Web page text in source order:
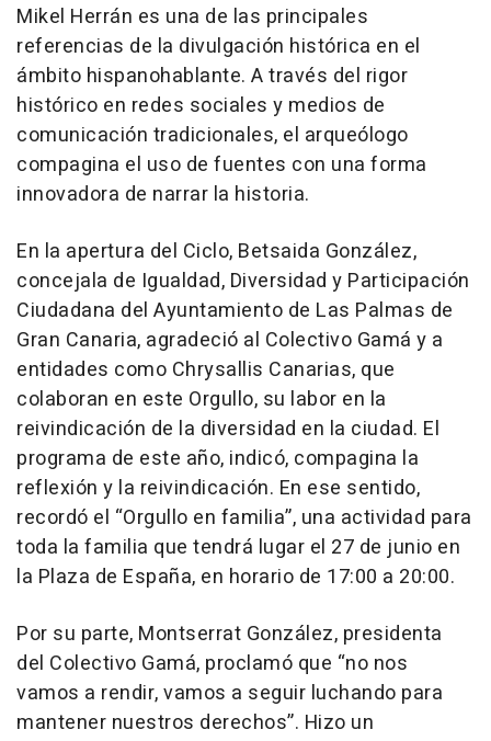
Mikel Herrán es una de las principales
referencias de la divulgación histórica en el
ámbito hispanohablante. A través del rigor
histórico en redes sociales y medios de
comunicación tradicionales, el arqueólogo
compagina el uso de fuentes con una forma
innovadora de narrar la historia.
En la apertura del Ciclo, Betsaida González,
concejala de Igualdad, Diversidad y Participación
Ciudadana del Ayuntamiento de Las Palmas de
Gran Canaria, agradeció al Colectivo Gamá y a
entidades como Chrysallis Canarias, que
colaboran en este Orgullo, su labor en la
reivindicación de la diversidad en la ciudad. El
programa de este año, indicó, compagina la
reflexión y la reivindicación. En ese sentido,
recordó el “Orgullo en familia”, una actividad para
toda la familia que tendrá lugar el 27 de junio en
la Plaza de España, en horario de 17:00 a 20:00.
Por su parte, Montserrat González, presidenta
del Colectivo Gamá, proclamó que “no nos
vamos a rendir, vamos a seguir luchando para
mantener nuestros derechos”. Hizo un